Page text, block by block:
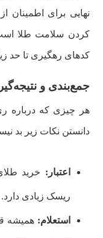
نهایی برای اطمینان
کردن سلامت طلا
کدهای رهگیری تا حد
جمع‌بندی و
هر چیزی که درباره
دانستن نکات زیر بد
اعتبار: خرید
ریسک زیادی دارد.
استعلام: همیشه